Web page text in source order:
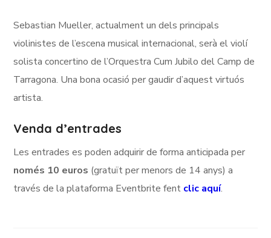
Sebastian Mueller, actualment un dels principals
violinistes de l’escena musical internacional, serà el violí
solista concertino de l’Orquestra Cum Jubilo del Camp de
Tarragona. Una bona ocasió per gaudir d’aquest virtuós
artista.
Venda d’entrades
Les entrades es poden adquirir de forma anticipada per
només 10 euros (gratuït per menors de 14 anys) a
través de la plataforma Eventbrite fent clic aquí.